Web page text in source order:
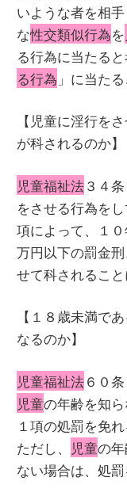
いような者を相
な性交類似行為を
る行為に当たる
る行為 」に当た
【児童に淫行を
が科されるのか】
児童福祉法３４
をさせる行為をし
項によって、１
万円以下の罰金
せて科されること
【１８歳未満で
なるのか】
児童福祉法６０
児童の年齢を知
１項の処罰を免
ただし、
児童の
ない場合は、処